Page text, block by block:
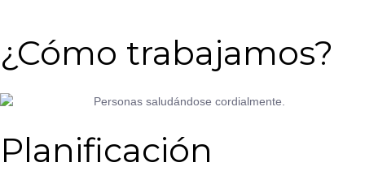
¿Cómo trabajamos?
Planificación